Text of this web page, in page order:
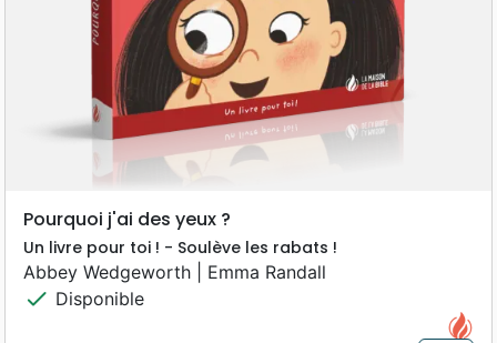
Pourquoi j'ai des yeux ?
Un livre pour toi ! - Soulève les rabats !
Abbey Wedgeworth | Emma Randall
check Disponible